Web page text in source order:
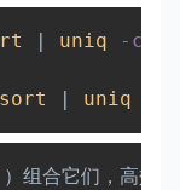
| uniq -c
sort | uniq
Copy
）组合它们，高效
Copy